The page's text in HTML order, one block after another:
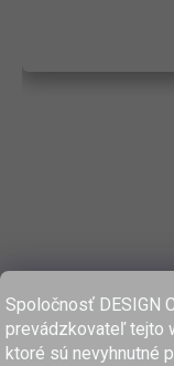
Spoločnosť DESIGN
prevádzkovateľ tejto
ktoré sú nevyhnutné